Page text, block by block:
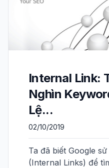
Internal Link:
Nghìn
Lệ...
02/10/2019
Ta đã biết Google
(Internal Links) để